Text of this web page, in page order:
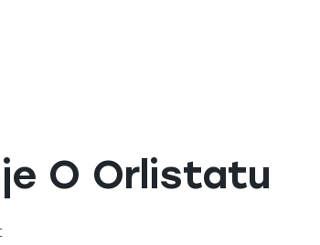
O Orlistatu